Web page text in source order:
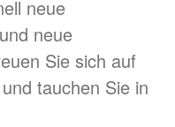
neue
neue
Sie sich auf
tauchen Sie in